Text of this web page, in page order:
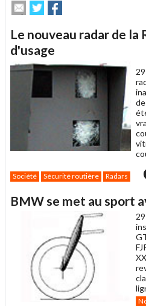
Envoyer
cet
à
un
ami
Partager
sur
sur
Le nouveau radar de la
d'usage
Société Sécurité routière Radars
BMW se met au sport